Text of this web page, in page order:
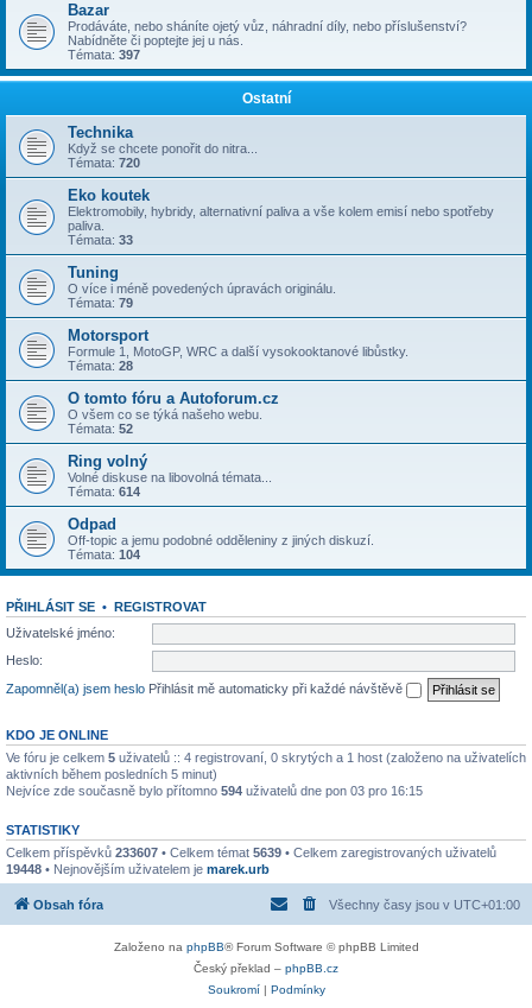
Bazar
Prodáváte, nebo sháníte ojetý vůz, náhradní díly, nebo příslušenství?
Nabídněte či poptejte jej u nás.
Témata: 397
Ostatní
Technika
Když se chcete ponořit do nitra...
Témata: 720
Eko koutek
Elektromobily, hybridy, alternativní paliva a vše kolem emisí nebo spotřeby
paliva.
Témata: 33
Tuning
O více i méně povedených úpravách originálu.
Témata: 79
Motorsport
Formule 1, MotoGP, WRC a další vysokooktanové libůstky.
Témata: 28
O tomto fóru a Autoforum.cz
O všem co se týká našeho webu.
Témata: 52
Ring volný
Volné diskuse na libovolná témata...
Témata: 614
Odpad
Off-topic a jemu podobné odděleniny z jiných diskuzí.
Témata: 104
PŘIHLÁSIT SE • REGISTROVAT
Uživatelské jméno:
Heslo:
Zapomněl(a) jsem heslo Přihlásit mě automaticky při každé návštěvě
KDO JE ONLINE
Ve fóru je celkem 5 uživatelů :: 4 registrovaní, 0 skrytých a 1 host (založeno na uživatelích
aktivních během posledních 5 minut)
Nejvíce zde současně bylo přítomno 594 uživatelů dne pon 03 pro 16:15
STATISTIKY
Celkem příspěvků 233607 • Celkem témat 5639 • Celkem zaregistrovaných uživatelů
19448 • Nejnovějším uživatelem je marek.urb
Obsah fóra Všechny časy jsou v UTC+01:00
Založeno na phpBB® Forum Software © phpBB Limited
Český překlad – phpBB.cz
Soukromí| Podmínky